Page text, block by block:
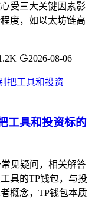
受三大关键因素影
度，如以太坊链高
2026-08-06
工具和投资标的
见疑问，相关解答
具的TP钱包，与投
概念，TP钱包本质